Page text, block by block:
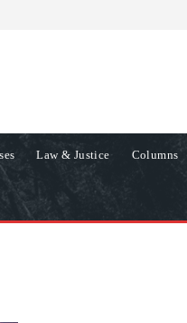
Law & Justice Columns